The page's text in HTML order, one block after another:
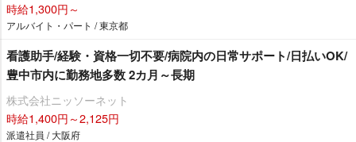
時給1,300円～
アルバイト・パート / 東京都
看護助手/経験・資格一切不要/病院内の日常サポート/日払いOK/
豊中市内に勤務地多数 2カ月～長期
株式会社ニッソーネット
時給1,400円～2,125円
派遣社員 / 大阪府